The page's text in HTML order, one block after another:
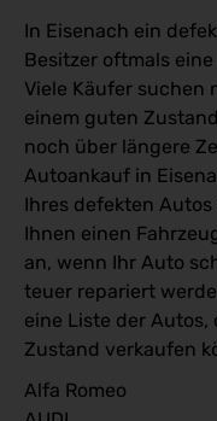
In Eisenach ein
Besitzer oftmals
Viele Käufer suchen
einem guten
noch über längere
Autoankauf in
Ihres defekten
Ihnen einen
an, wenn Ihr Auto
teuer repariert
eine Liste der
Zustand verkaufen
Alfa Romeo